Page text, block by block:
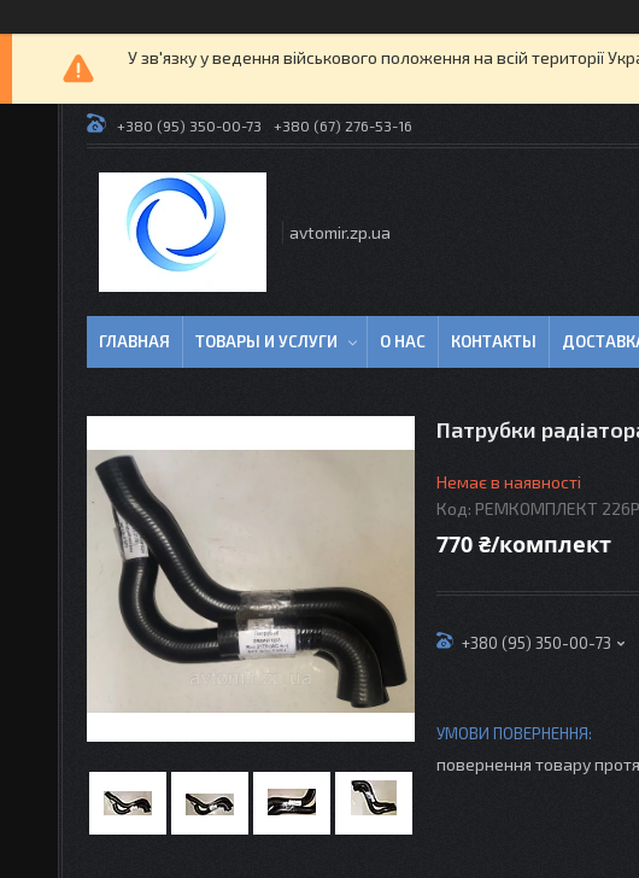
У зв'язку у ведення військового положення на всій території
+380 (95) 350-00-73 +380 (67) 276-53-16
avtomir.zp.ua
ГЛАВНАЯ ТОВАРЫ И УСЛУГИ О НАС КОНТАКТЫ
Патрубки
Немає в наявності
Код: РЕМКОМПЛЕКТ
770 ₴/комплект
+380 (95) 350-00-73
повернення товару